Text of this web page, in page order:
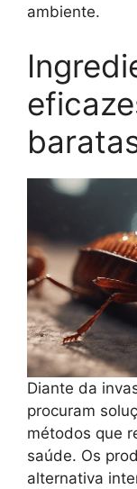
ambiente.
Diante da
procuram
métodos que
saúde. Os
alternativa